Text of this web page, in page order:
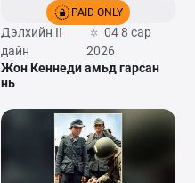
PAID ONLY
Дэлхийн II
дайн
04 8 сар
2026
Жон Кеннеди амьд гарсан
нь